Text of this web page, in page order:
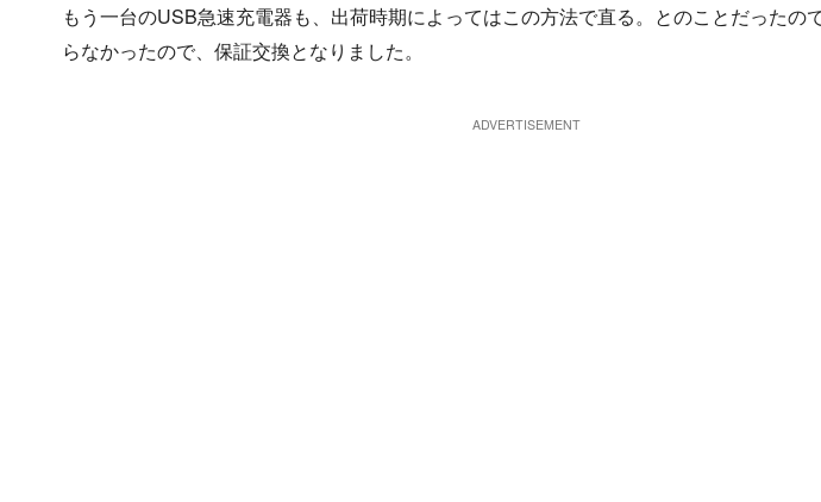
もう一台のUSB急速充電器も、出荷時期によってはこの方法で直る。とのことだったの
らなかったので、保証交換となりました。